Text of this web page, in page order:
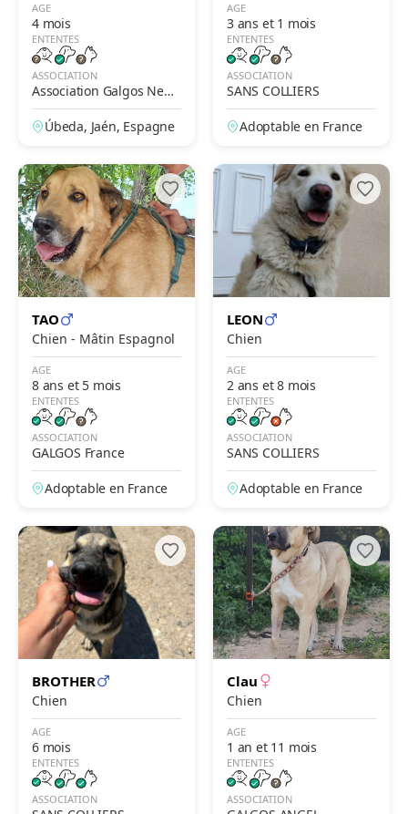
AGE
4 mois
ENTENTES
ASSOCIATION
Association Galgos New
Life
Úbeda, Jaén, Espagne
AGE
3 ans et 1 mois
ENTENTES
ASSOCIATION
SANS COLLIERS
Adoptable en France
TAO
Chien - Mâtin Espagnol
AGE
8 ans et 5 mois
ENTENTES
ASSOCIATION
GALGOS France
Adoptable en France
LEON
Chien
AGE
2 ans et 8 mois
ENTENTES
ASSOCIATION
SANS COLLIERS
Adoptable en France
BROTHER
Chien
AGE
6 mois
ENTENTES
ASSOCIATION
Clau
Chien
AGE
1 an et 11 mois
ENTENTES
ASSOCIATION